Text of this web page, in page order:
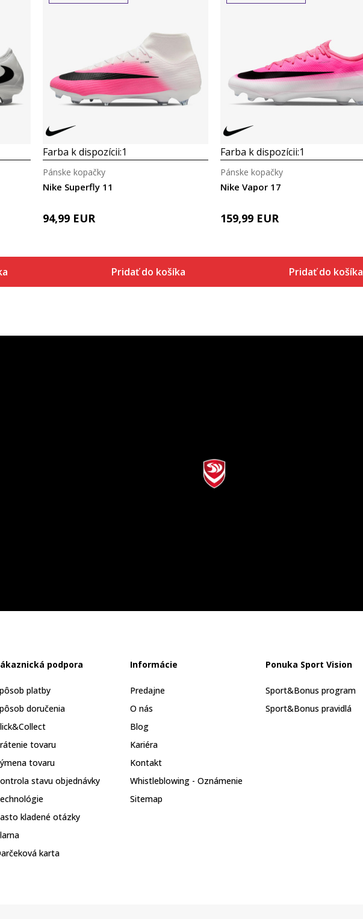
Farba k dispozícii:1
Nike Superfly 11
Pánske kopačky
94,99 EUR
Pridať do košíka
Farba k dispozícii:1
Nike Vapor 17
Pánske kopačky
159,99 EUR
Pridať do košíka
podpora
platby
doručenia
tovaru
tovaru
stavu objednávky
kladené otázky
karta
Informácie
Predajne
O nás
Blog
Kariéra
Kontakt
Whistleblowing - Oznámenie
Sitemap
Ponuka Sport Vision
Sport&Bonus program
Sport&Bonus pravidlá